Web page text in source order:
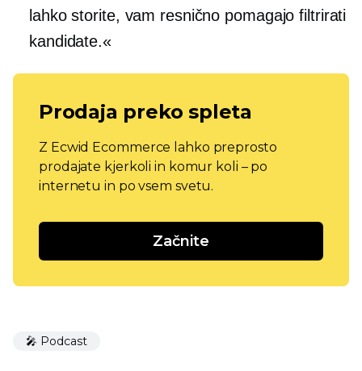
lahko storite, vam resnično pomagajo filtrirati
kandidate.«
Prodaja preko spleta
Z Ecwid Ecommerce lahko preprosto
prodajate kjerkoli in komur koli – po
internetu in po vsem svetu.
Začnite
🎤 Podcast